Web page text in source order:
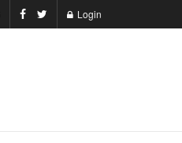
Login